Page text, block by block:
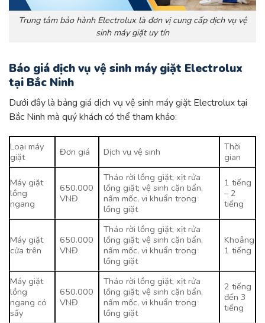
Trung tâm bảo hành Electrolux là đơn vị cung cấp dịch vụ vệ
sinh máy giặt uy tín
Báo giá dịch vụ vệ sinh máy giặt Electrolux
tại Bắc Ninh
Dưới đây là bảng giá dịch vụ vệ sinh máy giặt Electrolux tại
Bắc Ninh mà quý khách có thể tham khảo:
Loại máy
giặt
Đơn giá Dịch vụ vệ sinh
Thời
gian
Máy giặt
lồng
ngang
650.000
VNĐ
Tháo rời lồng giặt; xịt rửa
lồng giặt; vệ sinh cặn bẩn,
nấm mốc, vi khuẩn trong
lồng giặt
1 tiếng
– 2
tiếng
Máy giặt
cửa trên
650.000
VNĐ
Tháo rời lồng giặt; xịt rửa
lồng giặt; vệ sinh cặn bẩn,
nấm mốc, vi khuẩn trong
lồng giặt
Khoảng
1 tiếng
Máy giặt
lồng
ngang có
sấy
650.000
VNĐ
Tháo rời lồng giặt; xịt rửa
lồng giặt; vệ sinh cặn bẩn,
nấm mốc, vi khuẩn trong
lồng giặt
2 tiếng
đến 3
tiếng